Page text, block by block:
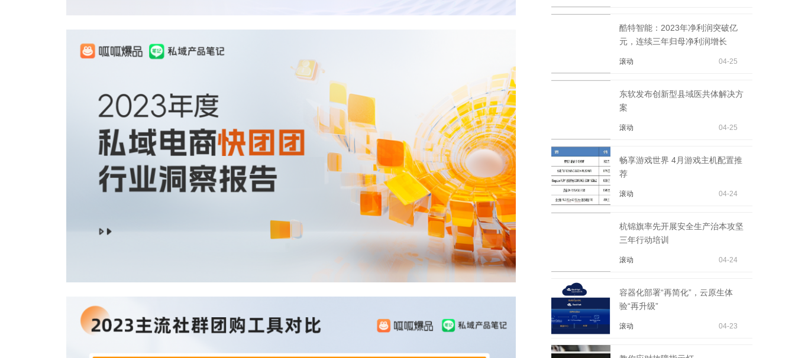
酷特智能：2023年净利润突破亿
元，连续三年归母净利润增长
滚动 04-25
东软发布创新型县域医共体解决方
案
滚动 04-25
畅享游戏世界 4月游戏主机配置推
荐
滚动 04-24
杭锦旗率先开展安全生产治本攻坚
三年行动培训
滚动 04-24
容器化部署“再简化”，云原生体
验“再升级”
滚动 04-23